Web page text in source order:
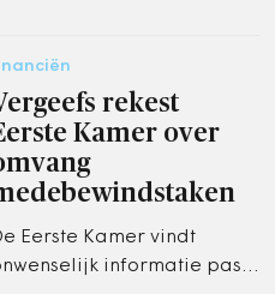
rekest
Kamer over
Eerste Kamer vindt
informatie pas